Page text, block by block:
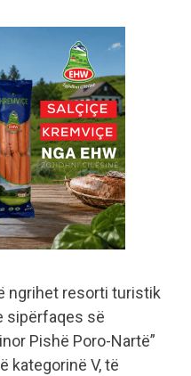
ngrihet resorti turistik
sipërfaqes së
Pishë Poro-Nartë”
kategorinë V, të